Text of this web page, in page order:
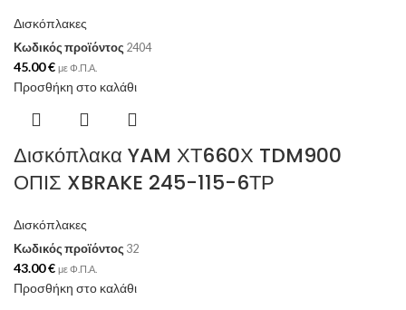
Δισκόπλακες
Κωδικός προϊόντος 2404
45.00€ με Φ.Π.Α.
Προσθήκη στο καλάθι
Δισκόπλακα YAM ΧΤ660Χ TDM900
ΟΠΙΣ XBRAKE 245-115-6ΤΡ
Δισκόπλακες
Κωδικός προϊόντος 32
43.00€ με Φ.Π.Α.
Προσθήκη στο καλάθι